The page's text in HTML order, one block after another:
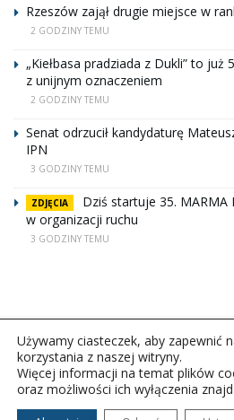
Rzeszów zajął drugie miejsce w
2 GODZINY TEMU
„Kiełbasa pradziada z Dukli” to już
z unijnym oznaczeniem
2 GODZINY TEMU
Senat odrzucił kandydaturę
IPN
3 GODZINY TEMU
ZDJĘCIA
Dziś startuje 35. MARMA
w organizacji ruchu
3 GODZINY TEMU
Copyright © 2026Polskie Radio
Używamy ciasteczek, aby zapewnić
korzystania z naszej witryny.
Więcej informacji na temat plików
oraz możliwości ich wyłączenia